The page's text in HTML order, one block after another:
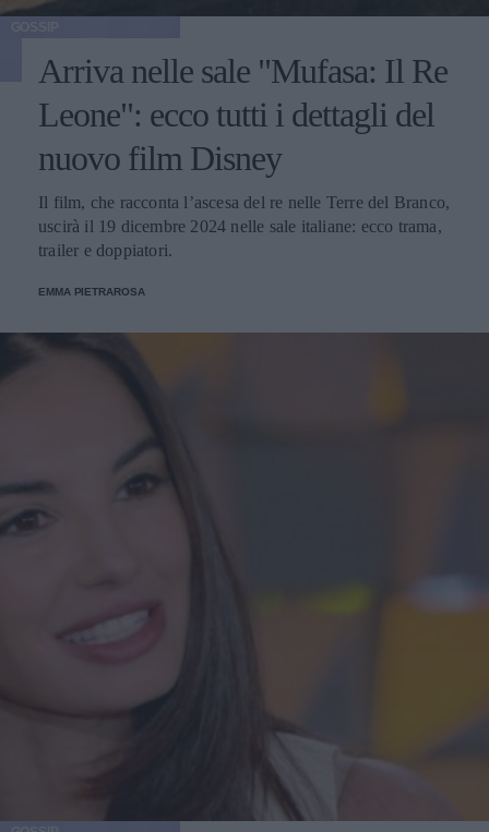
Arriva nelle sale "Mufasa: Il Re
Leone": ecco tutti i dettagli del
nuovo film Disney
Il film, che racconta l’ascesa del re nelle Terre del Branco,
uscirà il 19 dicembre 2024 nelle sale italiane: ecco trama,
trailer e doppiatori.
EMMA PIETRAROSA